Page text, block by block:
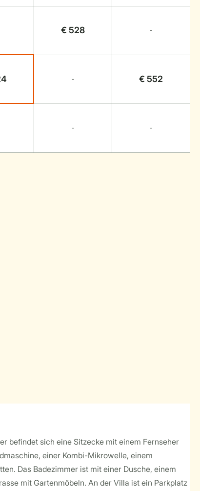
€ 528 -
- € 552
- -
befindet sich eine Sitzecke mit einem Fernseher
einer Kombi-Mikrowelle, einem
Das Badezimmer ist mit einer Dusche, einem
mit Gartenmöbeln. An der Villa ist ein Parkplatz